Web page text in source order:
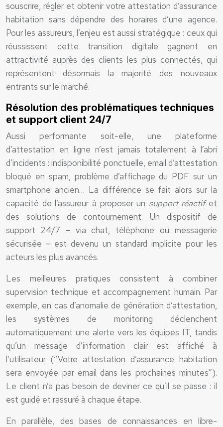
souscrire, régler et obtenir votre attestation d’assurance
habitation sans dépendre des horaires d’une agence.
Pour les assureurs, l’enjeu est aussi stratégique : ceux qui
réussissent cette transition digitale gagnent en
attractivité auprès des clients les plus connectés, qui
représentent désormais la majorité des nouveaux
entrants sur le marché.
Résolution des problématiques techniques
et support client 24/7
Aussi performante soit-elle, une plateforme
d’attestation en ligne n’est jamais totalement à l’abri
d’incidents : indisponibilité ponctuelle, email d’attestation
bloqué en spam, problème d’affichage du PDF sur un
smartphone ancien… La différence se fait alors sur la
capacité de l’assureur à proposer un support réactifet
des solutions de contournement. Un dispositif de
support 24/7 – via chat, téléphone ou messagerie
sécurisée – est devenu un standard implicite pour les
acteurs les plus avancés.
Les meilleures pratiques consistent à combiner
supervision technique et accompagnement humain. Par
exemple, en cas d’anomalie de génération d’attestation,
les systèmes de monitoring déclenchent
automatiquement une alerte vers les équipes IT, tandis
qu’un message d’information clair est affiché à
l’utilisateur (“Votre attestation d’assurance habitation
sera envoyée par email dans les prochaines minutes”).
Le client n’a pas besoin de deviner ce qu’il se passe : il
est guidé et rassuré à chaque étape.
En parallèle, des bases de connaissances en libre-